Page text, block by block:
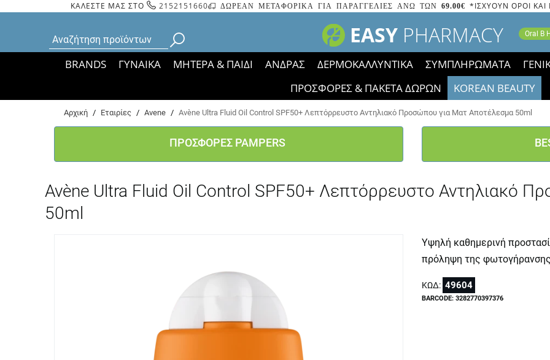
ΚΑΛΕΣΤΕ ΜΑΣ ΣΤΟ 2152151660 ΔΩΡΕΑΝ ΜΕΤΑΦΟΡΙΚΑ ΓΙΑ ΠΑΡΑΓΓΕΛΙΕΣ ΑΝΩ ΤΩΝ 69.00€ *ΙΣΧΥΟΥΝ ΟΡΟΙ
EASY PHARMACY Oral B
BRANDS ΓΥΝΑΙΚΑ ΜΗΤΕΡΑ & ΠΑΙΔΙ ΑΝΔΡΑΣ ΔΕΡΜΟΚΑΛΛΥΝΤΙΚΑ ΣΥΜΠΛΗΡΩΜΑΤΑ
ΠΡΟΣΦΟΡΕΣ & ΠΑΚΕΤΑ ΔΩΡΩΝ
KOREAN BEAUTY
Bάσει ΦΕΚ 35935/2023 τα εικονίδια των εκπτώσεων έφυγαν, οι χαμηλές μας
Αρχική / Εταιρίες / Avene / Avène Ultra Fluid Οil Control SPF50+ Λεπτόρρευστο Αντηλιακό Προσώπου για Ματ Αποτέλεσμα 50ml
ΠΡΟΣΦΟΡΕΣ PAMPERS
Avène Ultra Fluid Οil Control SPF50+ Λεπτόρρευστο Αντηλιακό
50ml
Υψηλή καθημερινή
πρόληψη της
ΚΩΔ: 49604
BARCODE: 3282770397376